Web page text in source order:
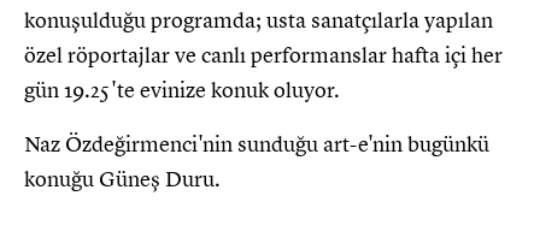
konuşulduğu programda; usta sanatçılarla yapılan
özel röportajlar ve canlı performanslar hafta içi her
gün 19.25'te evinize konuk oluyor.
Naz Özdeğirmenci'nin sunduğu art-e'nin bugünkü
konuğu Güneş Duru.